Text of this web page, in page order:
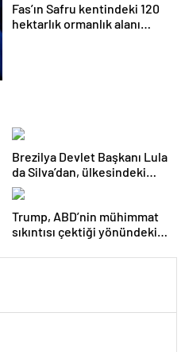
Fas’ın Safru kentindeki 120
hektarlık ormanlık alanı
Brezilya Devlet Başkanı Lula
da Silva’dan, ülkesindeki
seçim sürecine saygı
gösterilmesi çağrısı
Trump, ABD’nin mühimmat
sıkıntısı çektiği yönündeki